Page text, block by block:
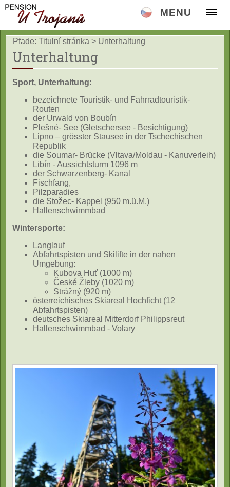
MENU
Pfade: Titulní stránka > Unterhaltung
Unterhaltung
Sport, Unterhaltung:
bezeichnete Touristik- und Fahrradtouristik-
Routen
der Urwald von Boubín
Plešné- See (Gletschersee - Besichtigung)
Lipno – grösster Stausee in der Tschechischen
Republik
die Soumar- Brücke (Vltava/Moldau - Kanuverleih)
Libín - Aussichtsturm 1096 m
der Schwarzenberg- Kanal
Fischfang,
Pilzparadies
die Stožec- Kappel (950 m.ü.M.)
Hallenschwimmbad
Wintersporte:
Langlauf
Abfahrtspisten und Skilifte in der nahen
Umgebung:
Kubova Huť (1000 m)
České Žleby (1020 m)
Strážný (920 m)
österreichisches Skiareal Hochficht (12
Abfahrtspisten)
deutsches Skiareal Mitterdorf Philippsreut
Hallenschwimmbad - Volary